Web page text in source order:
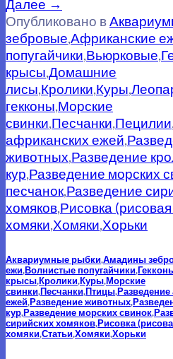
Далее →
Опубликовано в
зебровые,Африканские
попугайчики,Вьюрковые,
крысы,Домашние
лисы,Кролики,Куры,
гекконы,Морские
свинки,Песчанки,Пецилии,
африканских ежей,
животных,Разведение
кур,Разведение морских
песчанок,Разведение
хомяков,Рисовка
хомяки,Хомяки,Хорьки
Аквариумные рыбки,Амадины
ежи,Волнистые попугайчики,
крысы,Кролики,Куры,Морские
свинки,Песчанки,Птицы,
ежей,Разведение животных,
кур,Разведение морских свинок,
сирийских хомяков,Рисовка
хомяки,Статьи,Хомяки,Хорьки